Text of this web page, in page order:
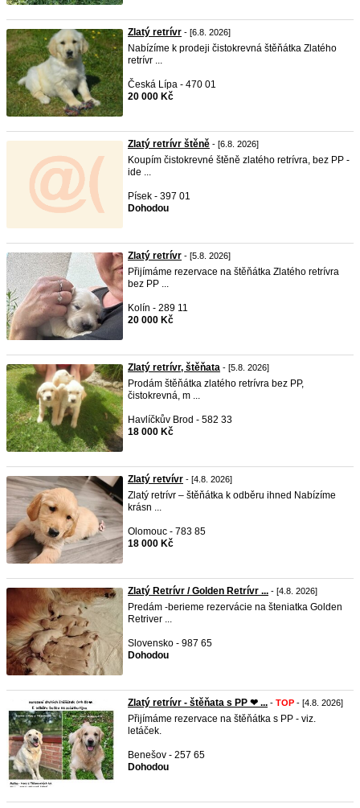
Zlatý retrívr - [6.8. 2026]
Nabízíme k prodeji čistokrevná štěňátka Zlatého
retrívr ...
Česká Lípa - 470 01
20 000 Kč
Zlatý retrívr štěně - [6.8. 2026]
Koupím čistokrevné štěně zlatého retrívra, bez PP -
ide ...
Písek - 397 01
Dohodou
Zlatý retrívr - [5.8. 2026]
Přijímáme rezervace na štěňátka Zlatého retrívra
bez PP ...
Kolín - 289 11
20 000 Kč
Zlatý retrívr, štěňata - [5.8. 2026]
Prodám štěňátka zlatého retrívra bez PP,
čistokrevná, m ...
Havlíčkův Brod - 582 33
18 000 Kč
Zlatý retvívr - [4.8. 2026]
Zlatý retrívr – štěňátka k odběru ihned Nabízíme
krásn ...
Olomouc - 783 85
18 000 Kč
Zlatý Retrívr / Golden Retrívr ... - [4.8. 2026]
Predám -berieme rezervácie na šteniatka Golden
Retriver ...
Slovensko - 987 65
Dohodou
Zlatý retrívr - štěňata s PP ❤ ... - TOP - [4.8. 2026]
Přijímáme rezervace na štěňátka s PP - viz.
letáček.
Benešov - 257 65
Dohodou